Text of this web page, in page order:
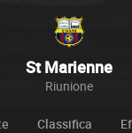
St Marienne
Riunione
Classifica